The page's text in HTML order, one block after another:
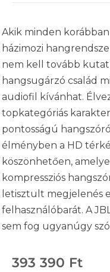
Akik minden
házimozi
nem kell tovább
hangsugárzó család
audiofil kívánhat.
topkategóriás
pontosságú
élményben a HD
köszönhetően,
kompressziós
letisztult megjelenés
felhasználóbarát. A
sem fog ugyanúgy
393 390 Ft